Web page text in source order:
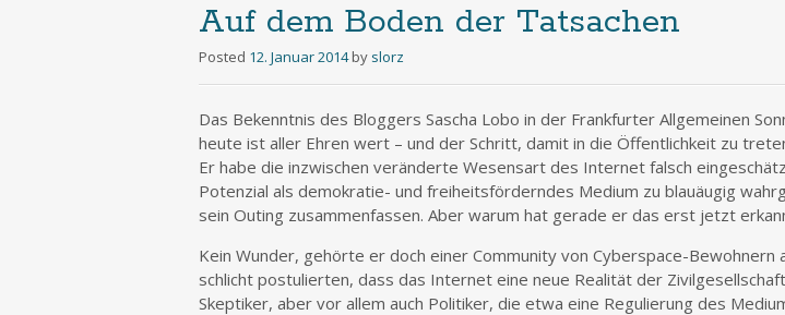
Auf dem Boden der Tatsachen
Posted 12. Januar 2014 by slorz
Das Bekenntnis des Bloggers Sascha Lobo in der Frankfurter Allgemeinen
heute ist aller Ehren wert – und der Schritt, damit in die Öffentlichkeit zu
Er habe die inzwischen veränderte Wesensart des Internet falsch
Potenzial als demokratie- und freiheitsförderndes Medium zu blauäugig
sein Outing zusammenfassen. Aber warum hat gerade er das erst jetzt
Kein Wunder, gehörte er doch einer Community von Cyberspace-Bewohnern
schlicht postulierten, dass das Internet eine neue Realität der
Skeptiker, aber vor allem auch Politiker, die etwa eine Regulierung des